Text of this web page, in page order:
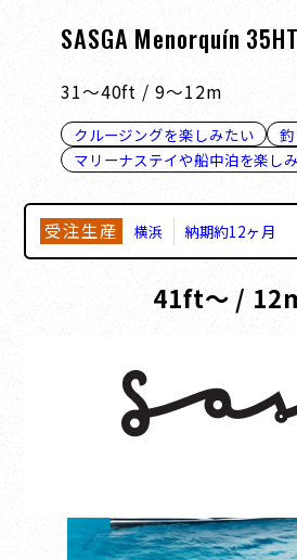
SASGA Menorquín 35HT
31～40ft / 9～12m
クルージングを楽しみたい
マリーナステイや船中泊を楽し
受注生産 横浜 納期約12ヶ月
41ft～ /